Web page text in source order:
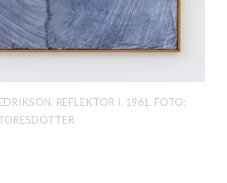
REFLEKTOR I, 1961. FOTO: